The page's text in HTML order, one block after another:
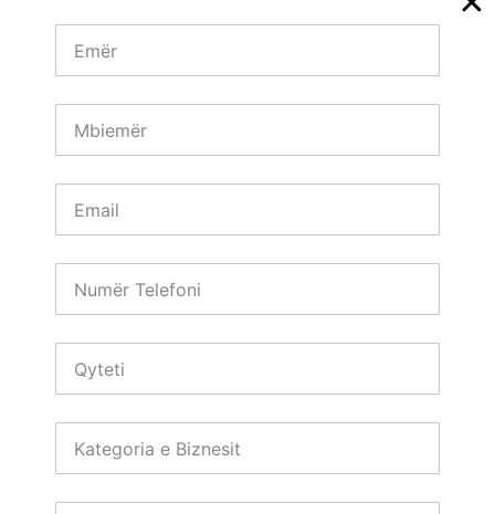
rexhino 28 Nëntor, 2025 10:41 am
Agjencia SEO Itali: Zgjedhja e Ekspertëve
të Dukshmërisë Online